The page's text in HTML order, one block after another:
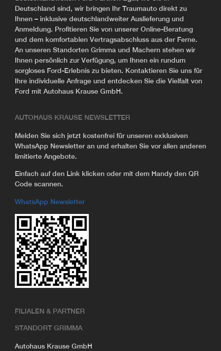
Deutschland sind, wir bringen Ihr Traumauto direkt zu
Ihnen – inklusive deutschlandweiter Auslieferung und
Anmeldung. Profitieren Sie von unserer Online-Beratung
und dem komfortablen Vertragsabschluss aus der Ferne.
An unseren Standorten Grimma und Machern stehen wir
Ihnen persönlich zur Verfügung, um Ihnen ein rundum
sorgloses Ford-Erlebnis zu bieten. Kontaktieren Sie uns für
Ihre individuelle Anfrage und entdecken Sie die Vielfalt von
Ford mit Autohaus Krause GmbH.
AUTOHAUS KRAUSE NEWSLETTER
Melden Sie sich jetzt kostenfrei für unseren exklusiven
WhatsApp Newsletter an und erhalten Sie vor allen anderen
limitierte Angebote.
Einfach auf den Link klicken oder mit dem Handy den QR
Code scannen.
WhatsApp Newsletter
FILIALEN & PARTNER
STANDORT GRIMMA
Autohaus Krause GmbH